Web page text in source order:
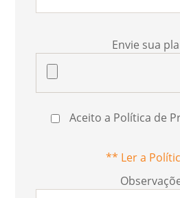
Envie sua
Aceito a Política de
** Ler a